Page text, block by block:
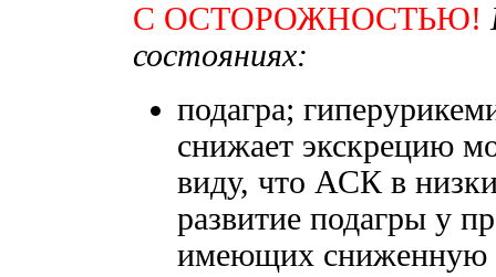
С ОСТОРОЖНОСТЬЮ!
состояниях:
подагра;
снижает экскрецию
виду, что АСК в
развитие подагры у
имеющих сниженную